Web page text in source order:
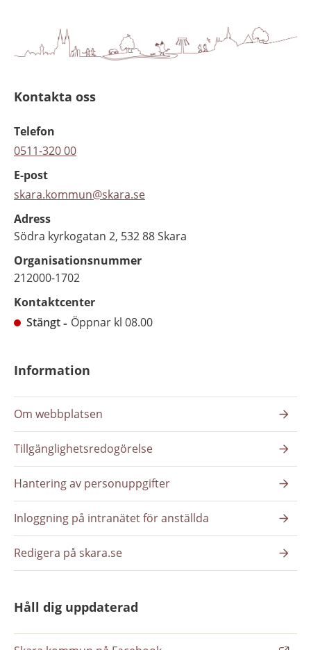
Kontakta oss
Telefon
0511-320 00
E-post
skara.kommun@skara.se
Adress
Södra kyrkogatan 2, 532 88 Skara
Organisationsnummer
212000-1702
Kontaktcenter
Stängt
Öppnar kl 08.00
Information
Om webbplatsen
Tillgänglighetsredogörelse
Hantering av personuppgifter
Inloggning på intranätet för anställda
Redigera på skara.se
Håll dig uppdaterad